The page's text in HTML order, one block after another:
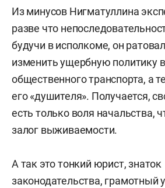
48-летнийТимур Галеев,
загса кабмина республики
или председатель комитета
закупкам 55-летний Марат
как прямо говорят наши
только осваивается». С другой
специфика работы
ведомств такова, что не
данные члены кабмина при
показаться даже
Из минусов Нигматуллина
разве что
будучи в исполкоме, он
изменить ущербную политику
общественного транспорта, а
его «душителя». Получается,
есть только воля начальства,
залог выживаемости.
А так это тонкий юрист, знаток
законодательства, грамотный